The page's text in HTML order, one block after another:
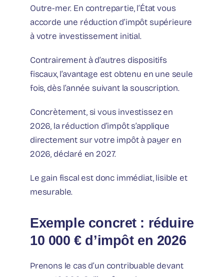
Outre-mer. En contrepartie, l’État vous
accorde une réduction d’impôt supérieure
à votre investissement initial.
Contrairement à d’autres dispositifs
fiscaux, l’avantage est obtenu en une seule
fois, dès l’année suivant la souscription.
Concrètement, si vous investissez en
2026, la réduction d’impôt s’applique
directement sur votre impôt à payer en
2026, déclaré en 2027.
Le gain fiscal est donc immédiat, lisible et
mesurable.
Exemple concret : réduire
10 000 € d’impôt en 2026
Prenons le cas d’un contribuable devant